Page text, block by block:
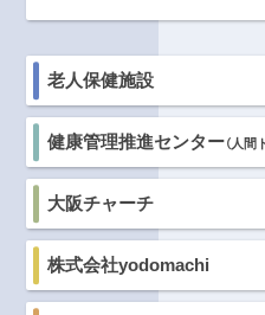
老人保健施設
健康管理推進センター（人間
大阪チャーチ
株式会社yodomachi